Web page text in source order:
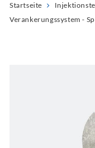
Startseite
Verankerungssystem -